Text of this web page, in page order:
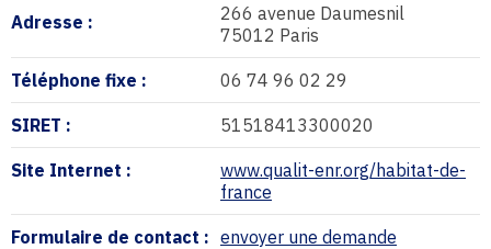
Adresse :
266 avenue Daumesnil
75012 Paris
Téléphone fixe : 06 74 96 02 29
SIRET : 51518413300020
Site Internet :
www.qualit-enr.org/habitat-de-
france
Formulaire de contact : envoyer une demande